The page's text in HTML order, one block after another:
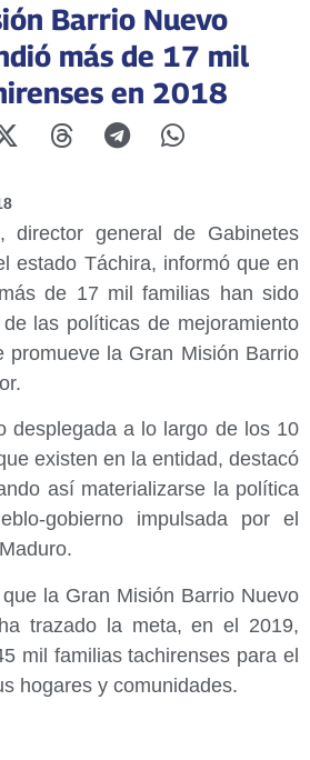
Barrio Nuevo
más de 17 mil
en 2018
director general de Gabinetes
estado Táchira, informó que en
de 17 mil familias han sido
las políticas de mejoramiento
promueve la Gran Misión Barrio
desplegada a lo largo de los 10
existen en la entidad, destacó
así materializarse la política
gobierno impulsada por el
la Gran Misión Barrio Nuevo
trazado la meta, en el 2019,
mil familias tachirenses para el
hogares y comunidades.